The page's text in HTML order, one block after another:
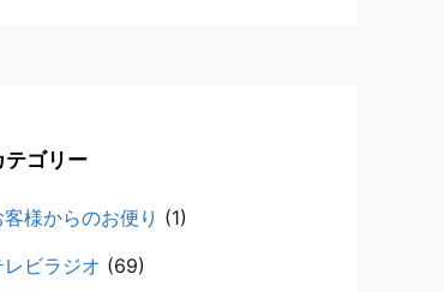
テゴリー
客様からのお便り (1)
レビラジオ (69)